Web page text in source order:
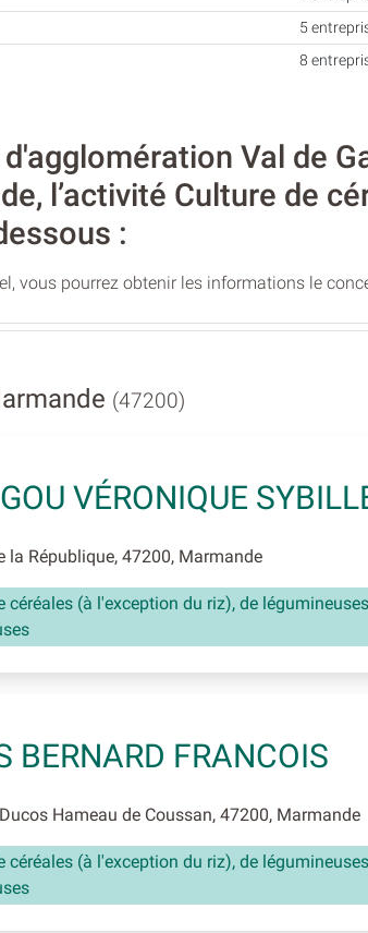
5
8
Val de
l’activité Culture de
:
vous pourrez obtenir les informations le
(47200)
VÉRONIQUE
la République, 47200, Marmande
céréales (à l'exception du riz), de
BERNARD FRANCOIS
Hameau de Coussan, 47200, Marmande
céréales (à l'exception du riz), de